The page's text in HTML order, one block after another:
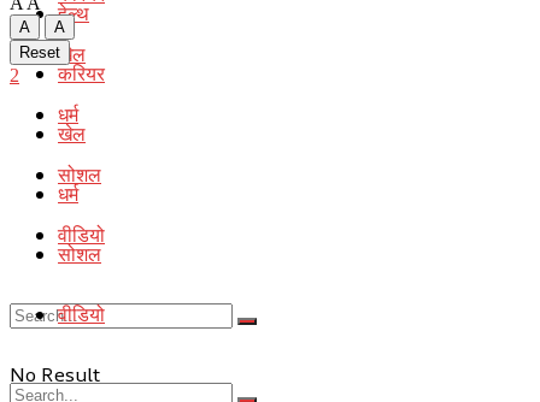
खेल
धर्म
सोशल
वीडियो
No Result
हेल्थ
करियर
खेल
धर्म
सोशल
वीडियो
A
A
Reset
2